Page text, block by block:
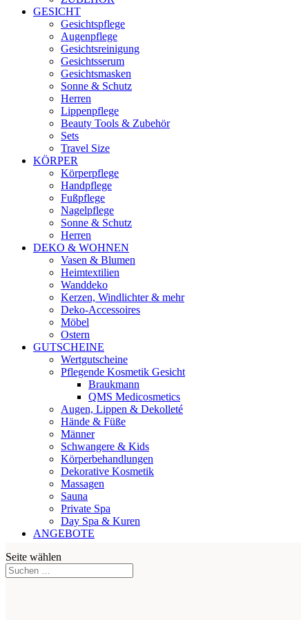
GESICHT
Gesichtspflege
Augenpflege
Gesichtsreinigung
Gesichtsserum
Gesichtsmasken
Sonne & Schutz
Herren
Lippenpflege
Beauty Tools & Zubehör
Sets
Travel Size
KÖRPER
Körperpflege
Handpflege
Fußpflege
Nagelpflege
Sonne & Schutz
Herren
DEKO & WOHNEN
Vasen & Blumen
Heimtextilien
Wanddeko
Kerzen, Windlichter & mehr
Deko-Accessoires
Möbel
Ostern
GUTSCHEINE
Wertgutscheine
Pflegende Kosmetik Gesicht
Braukmann
QMS Medicosmetics
Augen, Lippen & Dekolleté
Hände & Füße
Männer
Schwangere & Kids
Körperbehandlungen
Dekorative Kosmetik
Massagen
Sauna
Private Spa
Day Spa & Kuren
ANGEBOTE
Seite wählen